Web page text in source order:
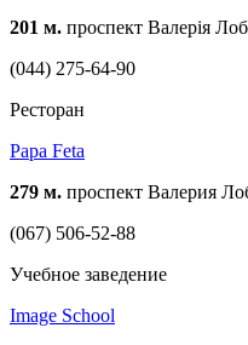
201 м. проспект Валерія
(044) 275-64-90
Ресторан
Papa Feta
279 м. проспект Валерия
(067) 506-52-88
Учебное заведение
Image School